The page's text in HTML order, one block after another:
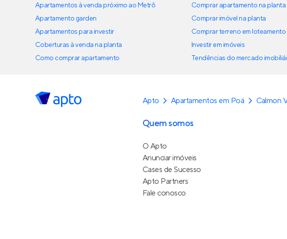
Apartamentos à venda próximo ao Metrô
Apartamento garden
Apartamentos para investir
Coberturas à venda na planta
Como comprar apartamento
Comprar apartamento na planta
Comprar imóvel na planta
Comprar terreno em loteamento
Investir em imóveis
Tendências do mercado
Apto Apartamentos em Poá Calmon
Quem somos
O Apto
Anunciar imóveis
Cases de Sucesso
Apto Partners
Fale conosco